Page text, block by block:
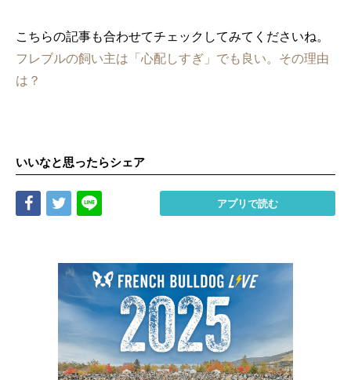
こちらの記事も合わせてチェックしてみてくださいね。
フレブルの飼い主は「心配しすぎ」でも良い。その理由
は？
いいなと思ったらシェア
Share Tweet アプリで読む